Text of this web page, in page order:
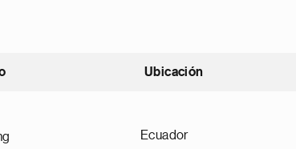
ascendente
Ubicación
Ecuador